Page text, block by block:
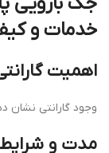
خدمات و
اهمیت
وجود گارانتی نشان
مدت و شرایط